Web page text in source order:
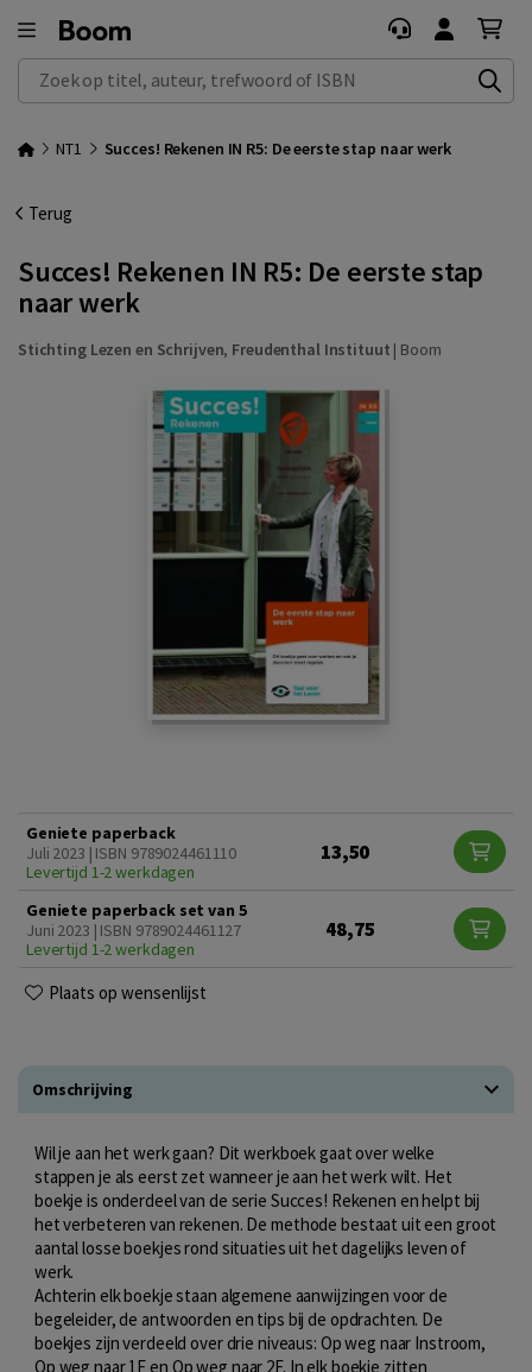
Zoek op titel, auteur, trefwoord of ISBN
NT1 Succes! Rekenen IN R5: De eerste stap naar werk
Terug
Succes! Rekenen IN R5: De eerste stap
naar werk
Stichting Lezen en Schrijven, Freudenthal Instituut | Boom
Geniete paperback
Juli 2023 | ISBN 9789024461110
Levertijd 1-2 werkdagen
13,50
Geniete paperback set van 5
Juni 2023 | ISBN 9789024461127
Levertijd 1-2 werkdagen
48,75
Plaats op wensenlijst
Omschrijving
Wil je aan het werk gaan? Dit werkboek gaat over welke
stappen je als eerst zet wanneer je aan het werk wilt. Het
boekje is onderdeel van de serie Succes! Rekenen en helpt bij
het verbeteren van rekenen. De methode bestaat uit een groot
aantal losse boekjes rond situaties uit het dagelijks leven of
werk.
Achterin elk boekje staan algemene aanwijzingen voor de
begeleider, de antwoorden en tips bij de opdrachten. De
boekjes zijn verdeeld over drie niveaus: Op weg naar Instroom,
Op weg naar 1F en Op weg naar 2F. In elk boekje zitten